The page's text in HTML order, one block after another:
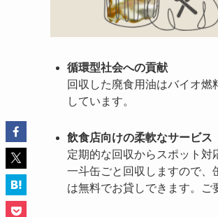
循環型社会への貢献
回収した廃食用油はバイオ燃
しています。
飲食店向けの柔軟なサービス
定期的な回収からスポット対
一斗缶ごと回収しますので、
は無料でお貸しできます。ご